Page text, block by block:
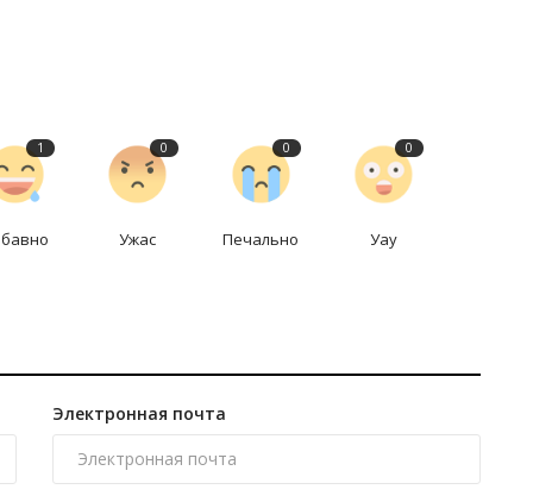
1 0
Ужас
0
Печально
0
Уау
Электронная почта